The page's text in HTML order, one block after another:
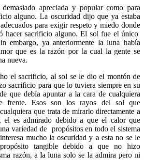
apreciada y popular como para
alguno. La oscuridad dijo que ya estaba
para exigir respeto y miedo donde
hacer sacrificio alguno. El sol fue el único
embargo, ya anteriormente la luna había
que es la razón por la cual la gente se
nueva.
el sacrificio, al sol se le dio el montón de
sacrificio para que lo tuviera siempre en su
que debía apuntar a la cara de cualquiera
frente. Esos son los rayos del sol que
que trata de mirarlo directamente a
el es admirado debido a que el calor que
variedad de propósitos en todo el sistema
mucho la oscuridad y a esta no se le
tangible debido a que no hizo
razón, a la luna solo se la admira pero ni